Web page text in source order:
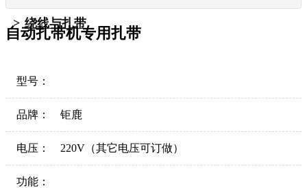
绕线与扎带
自动扎带机专用扎带
型号：
品牌： 钜鹿
电压： 220V（其它电压可订做）
功能：